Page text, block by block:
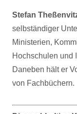
Stefan
selbständiger
Ministerien,
Hochschulen und
Daneben hält er
von Fachbüchern.